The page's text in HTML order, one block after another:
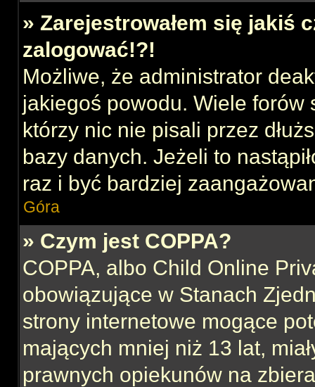
» Zarejestrowałem się jakiś
zalogować!?!
Możliwe, że administrator
jakiegoś powodu. Wiele forów
którzy nic nie pisali przez
bazy danych. Jeżeli to
raz i być bardziej
Góra
» Czym jest COPPA?
COPPA, albo Child Online
obowiązujące w Stanach
strony internetowe mogące
mających mniej niż 13 lat,
prawnych opiekunów na